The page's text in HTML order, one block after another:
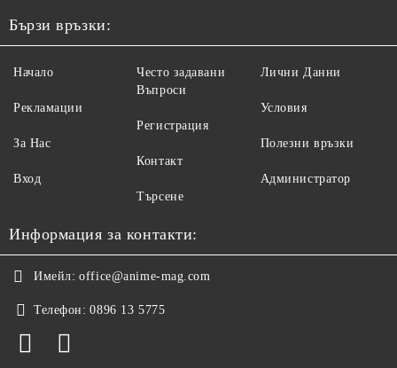
Бързи връзки:
Начало
Рекламации
За Нас
Вход
Често задавани
Въпроси
Регистрация
Контакт
Търсене
Лични Данни
Условия
Полезни връзки
Администратор
Информация за контакти:
Имейл: office@anime-mag.com
Телефон: 0896 13 5775